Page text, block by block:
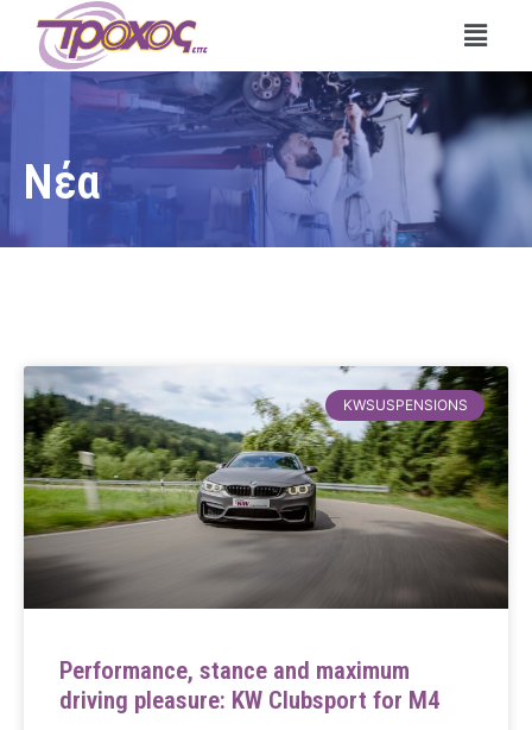
Νέα
KWSUSPENSIONS
Performance, stance and maximum
driving pleasure: KW Clubsport for M4